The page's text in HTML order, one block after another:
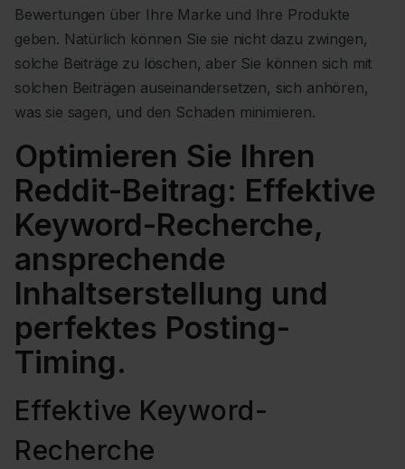
Bewertungen über Ihre Marke und Ihre Produkte
geben. Natürlich können Sie sie nicht dazu zwingen,
solche Beiträge zu löschen, aber Sie können sich mit
solchen Beiträgen auseinandersetzen, sich anhören,
was sie sagen, und den Schaden minimieren.
Optimieren Sie Ihren
Reddit-Beitrag: Effektive
Keyword-Recherche,
ansprechende
Inhaltserstellung und
perfektes Posting-
Timing.
Effektive Keyword-
Recherche